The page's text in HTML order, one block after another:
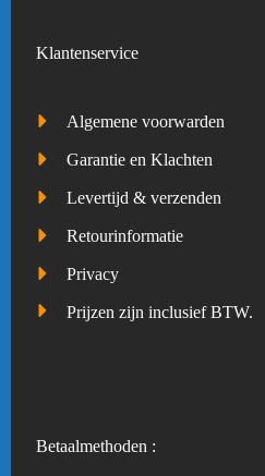
Klantenservice
Algemene voorwarden
Garantie en Klachten
Levertijd & verzenden
Retourinformatie
Privacy
Prijzen zijn inclusief BTW.
Betaalmethoden :